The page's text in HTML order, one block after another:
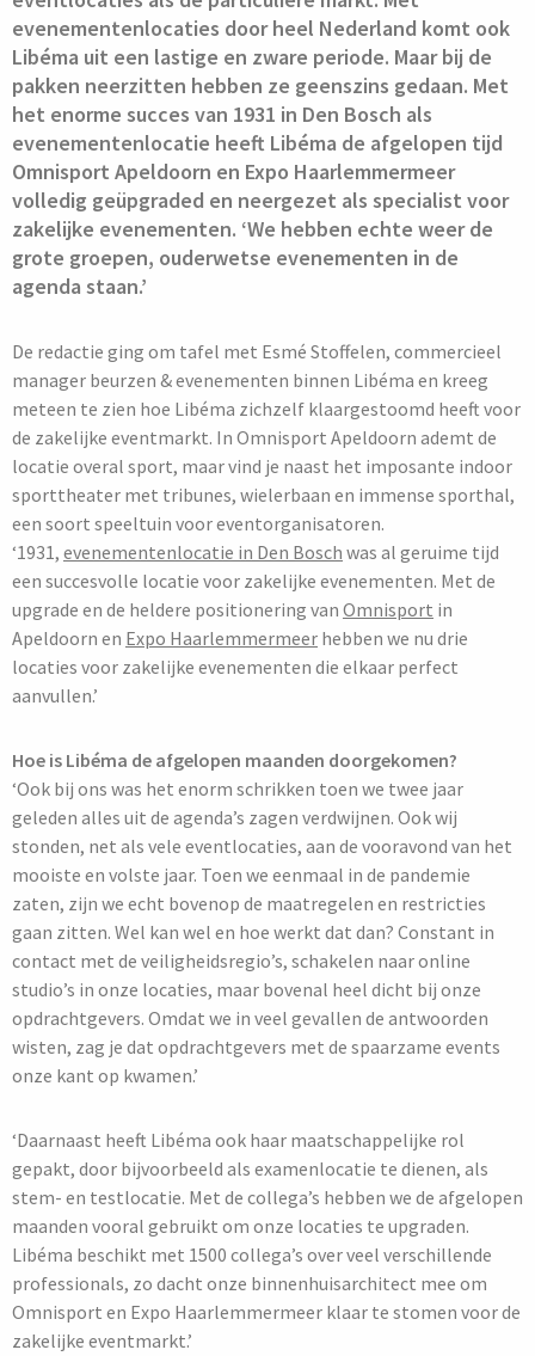
evenementenlocaties door heel Nederland komt ook
Libéma uit een lastige en zware periode. Maar bij de
pakken neerzitten hebben ze geenszins gedaan. Met
het enorme succes van 1931 in Den Bosch als
evenementenlocatie heeft Libéma de afgelopen tijd
Omnisport Apeldoorn en Expo Haarlemmermeer
volledig geüpgraded en neergezet als specialist voor
zakelijke evenementen. ‘We hebben echte weer de
grote groepen, ouderwetse evenementen in de
agenda staan.’
De redactie ging om tafel met Esmé Stoffelen, commercieel
manager beurzen & evenementen binnen Libéma en kreeg
meteen te zien hoe Libéma zichzelf klaargestoomd heeft voor
de zakelijke eventmarkt. In Omnisport Apeldoorn ademt de
locatie overal sport, maar vind je naast het imposante indoor
sporttheater met tribunes, wielerbaan en immense sporthal,
een soort speeltuin voor eventorganisatoren.
‘1931, evenementenlocatie in Den Bosch was al geruime tijd
een succesvolle locatie voor zakelijke evenementen. Met de
upgrade en de heldere positionering van Omnisport in
Apeldoorn en Expo Haarlemmermeer hebben we nu drie
locaties voor zakelijke evenementen die elkaar perfect
aanvullen.’
Hoe is Libéma de afgelopen maanden doorgekomen?
‘Ook bij ons was het enorm schrikken toen we twee jaar
geleden alles uit de agenda’s zagen verdwijnen. Ook wij
stonden, net als vele eventlocaties, aan de vooravond van het
mooiste en volste jaar. Toen we eenmaal in de pandemie
zaten, zijn we echt bovenop de maatregelen en restricties
gaan zitten. Wel kan wel en hoe werkt dat dan? Constant in
contact met de veiligheidsregio’s, schakelen naar online
studio’s in onze locaties, maar bovenal heel dicht bij onze
opdrachtgevers. Omdat we in veel gevallen de antwoorden
wisten, zag je dat opdrachtgevers met de spaarzame events
onze kant op kwamen.’
‘Daarnaast heeft Libéma ook haar maatschappelijke rol
gepakt, door bijvoorbeeld als examenlocatie te dienen, als
stem- en testlocatie. Met de collega’s hebben we de afgelopen
maanden vooral gebruikt om onze locaties te upgraden.
Libéma beschikt met 1500 collega’s over veel verschillende
professionals, zo dacht onze binnenhuisarchitect mee om
Omnisport en Expo Haarlemmermeer klaar te stomen voor de
zakelijke eventmarkt.’